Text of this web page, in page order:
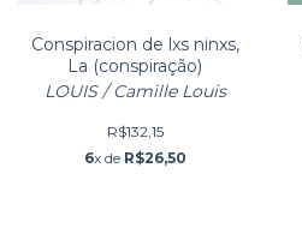
Conspiracion de lxs ninxs,
La (conspiração)
LOUIS / Camille Louis
R$132,15
6x de R$26,50